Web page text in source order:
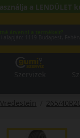
a
Vredestein 265/40R20